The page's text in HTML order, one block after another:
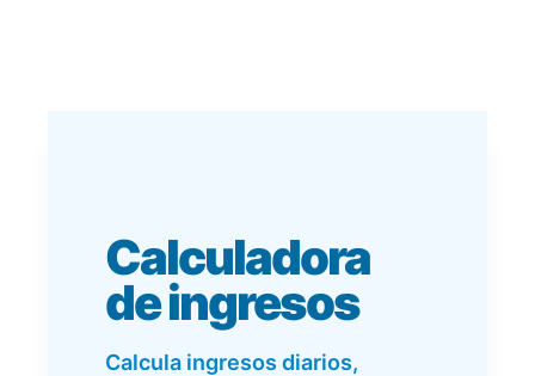
Calculadora
de ingresos
Calcula ingresos diarios,